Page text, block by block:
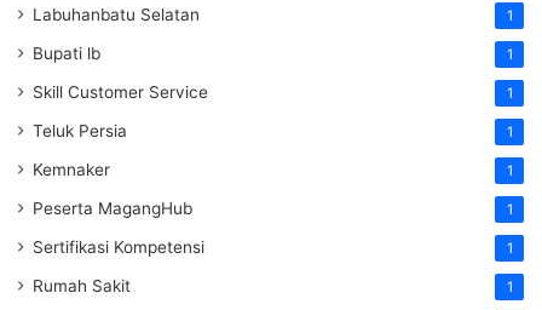
Labuhanbatu Selatan 1
Bupati lb 1
Skill Customer Service 1
Teluk Persia 1
Kemnaker 1
Peserta MagangHub 1
Sertifikasi Kompetensi 1
Rumah Sakit 1